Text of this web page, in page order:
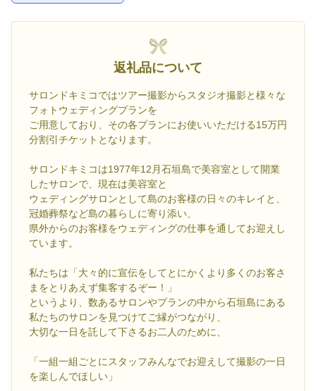
返礼品について
サロンドキミコではツアー撮影からスタジオ撮影と様々な
フォトウェディングプランを
ご用意しており、その各プランにお使いいただける15万円
分割引チケットとなります。
サロンドキミコは1977年12月石垣島で美容室として開業
したサロンで、現在は美容室と
ウェディングサロンとして島のお客様の日々のキレイと、
冠婚葬祭など島の暮らしに寄り添い、
県外からのお客様をウェディングの仕事を通してお迎えし
ています。
私たちは「大々的に宣伝をしてとにかくより多くのお客さ
まをとりあえず集客するぞー！」
というより、数あるサロンやプランの中から石垣島にある
私たちのサロンを見つけてご縁がつながり、
大切な一日を託して下さるお二人のために、
「一組一組ごとにスタッフみんなでお迎えして撮影の一日
を楽しんでほしい」